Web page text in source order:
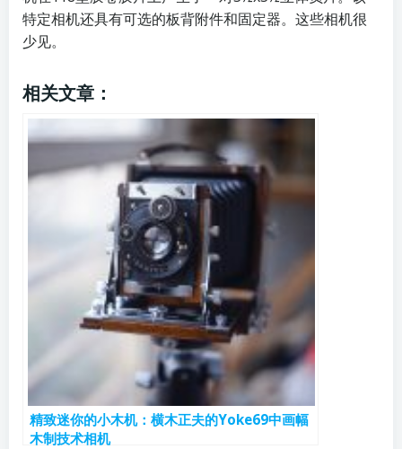
特定相机还具有可选的板背附件和固定器。这些相机很
少见。
相关文章：
精致迷你的小木机：横木正夫的Yoke69中画幅
木制技术相机